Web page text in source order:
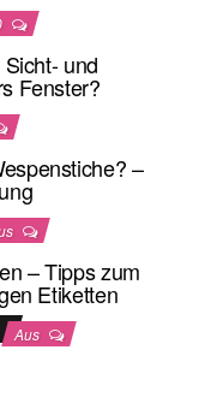
und
Fenster?
–
– Tipps zum
Etiketten
Aus